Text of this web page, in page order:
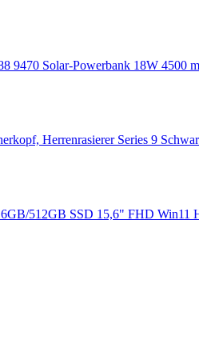
9470 Solar-Powerbank 18W 4500
Herrenrasierer Series 9
512GB SSD 15,6" FHD Win11